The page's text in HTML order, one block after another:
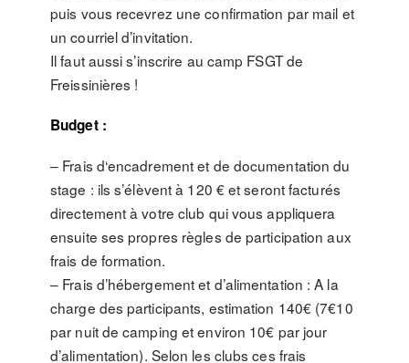
puis vous recevrez une confirmation par mail et
un courriel d’invitation.
Il faut aussi s’inscrire au camp FSGT de
Freissinières !
Budget :
– Frais d‘encadrement et de documentation du
stage : ils s’élèvent à 120 € et seront facturés
directement à votre club qui vous appliquera
ensuite ses propres règles de participation aux
frais de formation.
– Frais d’hébergement et d’alimentation : A la
charge des participants, estimation 140€ (7€10
par nuit de camping et environ 10€ par jour
d’alimentation). Selon les clubs ces frais